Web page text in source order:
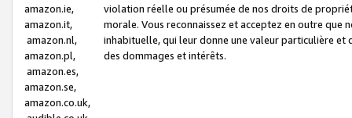
amazon.ie,
amazon.it,
amazon.nl,
amazon.pl,
amazon.es,
amazon.se,
amazon.co.uk,
violation réelle ou présumée de nos droits de
morale. Vous reconnaissez et acceptez en outre que
inhabituelle, qui leur donne une valeur particulière
des dommages et intérêts.